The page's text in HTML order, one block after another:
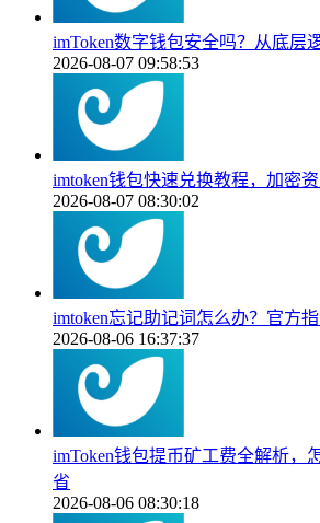
imToken数字钱包安全吗？从底层
2026-08-07 09:58:53
imtoken钱包快速兑换教程，加密
2026-08-07 08:30:02
imtoken忘记助记词怎么办？官方
2026-08-06 16:37:37
imToken钱包提币矿工费全解析，
省
2026-08-06 08:30:18